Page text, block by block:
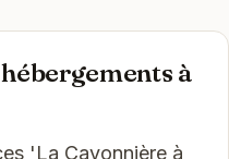
à
'La Cavonnière à